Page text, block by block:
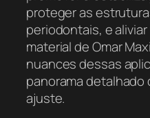
proteger as
periodontais, e
material de Omar
nuances dessas
panorama
ajuste.